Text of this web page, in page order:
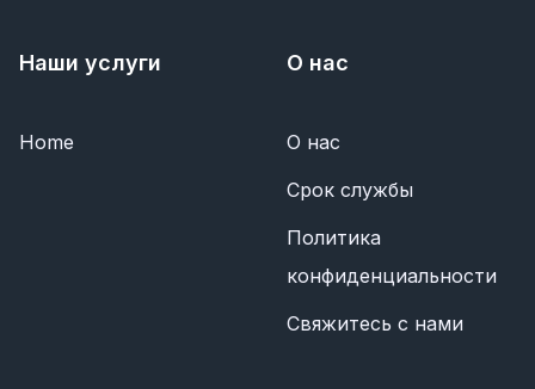
Наши услуги
Home
О нас
О нас
Срок службы
Политика
конфиденциальности
Свяжитесь с нами